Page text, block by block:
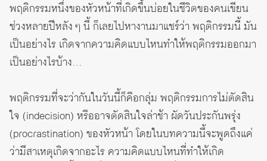
พฤติกรรมหนึ่งของหัวหน้าที่เกิดขึ้นบ่อยในชีวิตของคนเขียน
ช่วงหลายปีหลัง ๆ นี้ ก็เลยไปหางานมาแชร์ว่า พฤติกรรมนี้ มัน
เป็นอย่างไร เกิดจากความคิดแบบไหนทำให้พฤติกรรมออกมา
เป็นอย่างไรบ้าง…
พฤติกรรมที่จะว่ากันในวันนี้ก็คือกลุ่ม พฤติกรรมการไม่ตัดสิน
ใจ (indecision) หรืออาจตัดสินใจล่าช้า ผัดวันประกันพรุ่ง
(procrastination) ของหัวหน้า โดยในบทความนี้จะพูดถึงแค่
ว่ามีสาเหตุเกิดจากอะไร ความคิดแบบไหนที่ทำให้เกิด